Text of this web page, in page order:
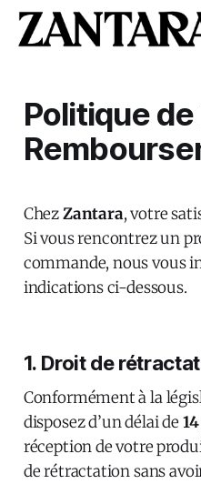
Politique
ChezZantara, votre
Si vous rencontrez un
commande, nous vous
indications ci-dessous.
1. Droit de
Conformément à la
disposez d’un délai de
réception de votre
de rétractation sans